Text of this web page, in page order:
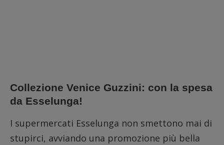
Collezione Venice Guzzini: con la spesa
da Esselunga!
I supermercati Esselunga non smettono mai di
stupirci, avviando una promozione più bella